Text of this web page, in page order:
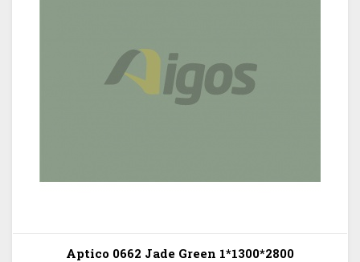
Aptico 0662 Jade Green 1*1300*2800